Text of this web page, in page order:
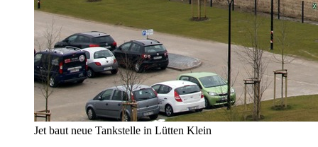
Jet baut neue Tankstelle in Lütten Klein